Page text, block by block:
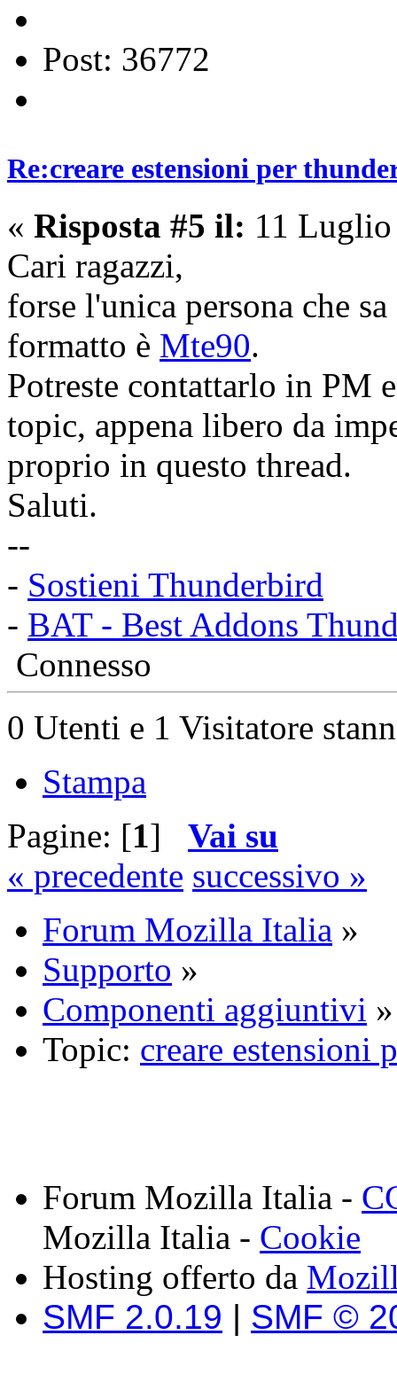
Post: 36772
Re:creare estensioni per
« Risposta #5 il: 11
Cari ragazzi,
forse l'unica persona che
formatto è Mte90.
Potreste contattarlo in
topic, appena libero da
proprio in questo thread.
Saluti.
--
- Sostieni Thunderbird
- BAT - Best Addons
Connesso
0 Utenti e 1 Visitatore
Stampa
Pagine: [1] Vai su
« precedente successivo »
Forum Mozilla Italia »
Supporto »
Componenti aggiuntivi »
Topic: creare estensioni
Forum Mozilla Italia -
Mozilla Italia - Cookie
Hosting offerto da
SMF 2.0.19 | SMF ©